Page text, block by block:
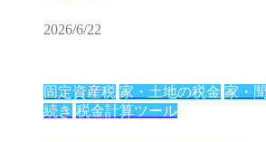
2026/6/22
固定資産税 家・土地の税金 家・
続き 税金計算ツール